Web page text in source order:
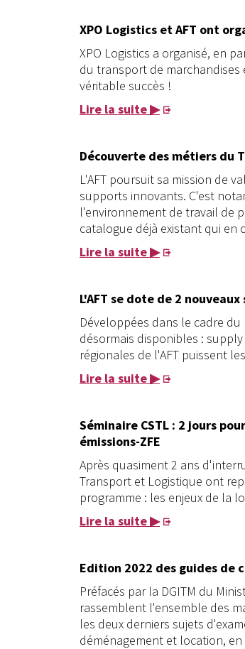
XPO Logistics et AFT ont
XPO Logistics a organisé, en
du transport de
véritable succès !
Lire la suite ▶
Découverte des métiers du
L'AFT poursuit sa mission de
supports innovants. C'est
l'environnement de travail de
catalogue déjà existant qui en
Lire la suite ▶
L'AFT se dote de 2
Développées dans le cadre
désormais disponibles :
régionales de l'AFT puissent
Lire la suite ▶
Séminaire CSTL : 2 jours
émissions-ZFE
Après quasiment 2 ans
Transport et Logistique ont
programme : les enjeux de la
Lire la suite ▶
Edition 2022 des guides de
Préfacés par la DGITM du
rassemblent l'ensemble des
les deux derniers sujets
déménagement et location,